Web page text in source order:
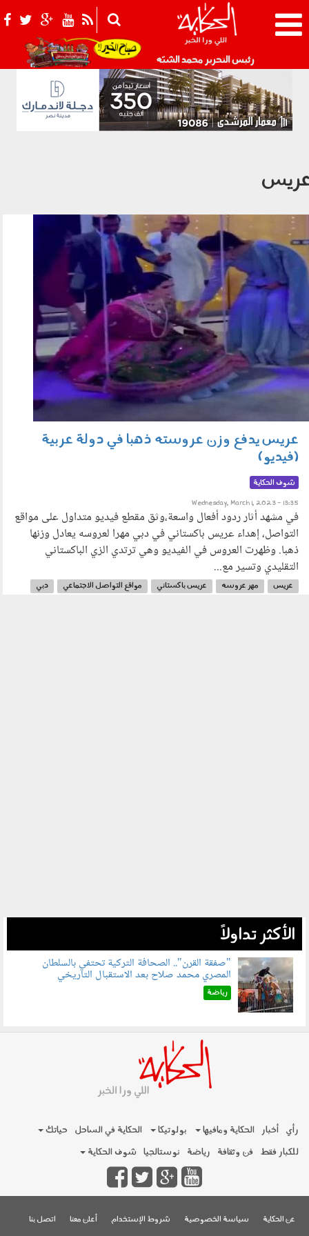
رئيس التحرير محمد الشبّه 021_2.png
147
عريس يدفع وزن عروسته ذهبا في دولة عربية
(فيديو)
شوف الحكاية
Wednesday, March 1, 2023 - 13:35
في مشهد أثار ردود أفعال واسعة،وثق مقطع فيديو متداول على مواقع
التواصل، إهداء عريس باكستاني في دبي مهرا لعروسه يعادل وزنها
ذهبا. وظهرت العروس في الفيديو وهي ترتدي الزي الباكستاني
التقليدي وتسير مع...
عريس مهر عروسه عريس باكستاني مواقع التواصل الاجتماعي
دبي
الأكثر تداولاً
070801.jpg
"صفقة القرن".. الصحافة التركية تحتفي بالسلطان
المصري محمد صلاح بعد الاستقبال التاريخي
رياضة
رأي أخبار الحكاية ومافيها بولوتيكا الحكاية في الساحل
حياتك
للكبار فقط فن وثقافة رياضة نوستالجيا شوف الحكاية
عن الحكاية سياسة الخصوصية شروط الإستخدام أعلن معنا اتصل بنا